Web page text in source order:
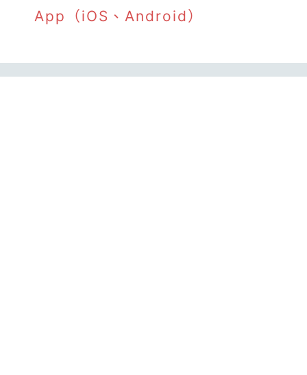
App（iOS、Android）